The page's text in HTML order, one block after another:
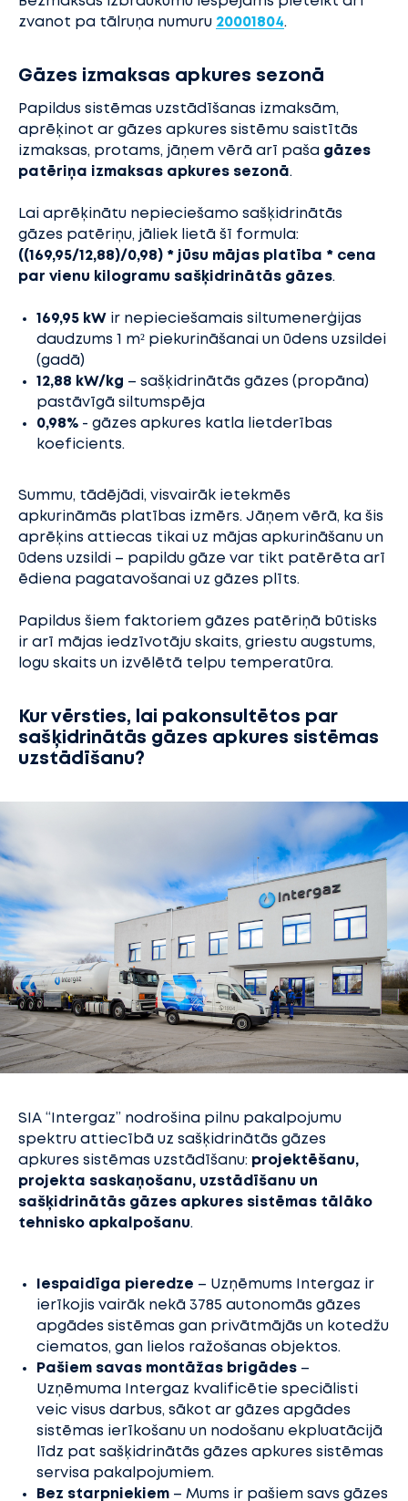
zvanot pa tālruņa numuru 20001804.
Gāzes izmaksas apkures sezonā
Papildus sistēmas uzstādīšanas izmaksām,
aprēķinot ar gāzes apkures sistēmu saistītās
izmaksas, protams, jāņem vērā arī paša gāzes
patēriņa izmaksas apkures sezonā.
Lai aprēķinātu nepieciešamo sašķidrinātās
gāzes patēriņu, jāliek lietā šī formula:
((169,95/12,88)/0,98) * jūsu mājas platība * cena
par vienu kilogramu sašķidrinātās gāzes.
169,95 kW ir nepieciešamais siltumenerģijas
daudzums 1 m² piekurināšanai un ūdens uzsildei
(gadā)
12,88 kW/kg – sašķidrinātās gāzes (propāna)
pastāvīgā siltumspēja
0,98% - gāzes apkures katla lietderības
koeficients.
Summu, tādējādi, visvairāk ietekmēs
apkurināmās platības izmērs. Jāņem vērā, ka šis
aprēķins attiecas tikai uz mājas apkurināšanu un
ūdens uzsildi – papildu gāze var tikt patērēta arī
ēdiena pagatavošanai uz gāzes plīts.
Papildus šiem faktoriem gāzes patēriņā būtisks
ir arī mājas iedzīvotāju skaits, griestu augstums,
logu skaits un izvēlētā telpu temperatūra.
Kur vērsties, lai pakonsultētos par
sašķidrinātās gāzes apkures sistēmas
uzstādīšanu?
SIA “Intergaz” nodrošina pilnu pakalpojumu
spektru attiecībā uz sašķidrinātās gāzes
apkures sistēmas uzstādīšanu: projektēšanu,
projekta saskaņošanu, uzstādīšanu un
sašķidrinātās gāzes apkures sistēmas tālāko
tehnisko apkalpošanu.
Iespaidīga pieredze – Uzņēmums Intergaz ir
ierīkojis vairāk nekā 3785 autonomās gāzes
apgādes sistēmas gan privātmājās un kotedžu
ciematos, gan lielos ražošanas objektos.
Pašiem savas montāžas brigādes –
Uzņēmuma Intergaz kvalificētie speciālisti
veic visus darbus, sākot ar gāzes apgādes
sistēmas ierīkošanu un nodošanu ekpluatācijā
līdz pat sašķidrinātās gāzes apkures sistēmas
servisa pakalpojumiem.
Bez starpniekiem – Mums ir pašiem savs gāzes